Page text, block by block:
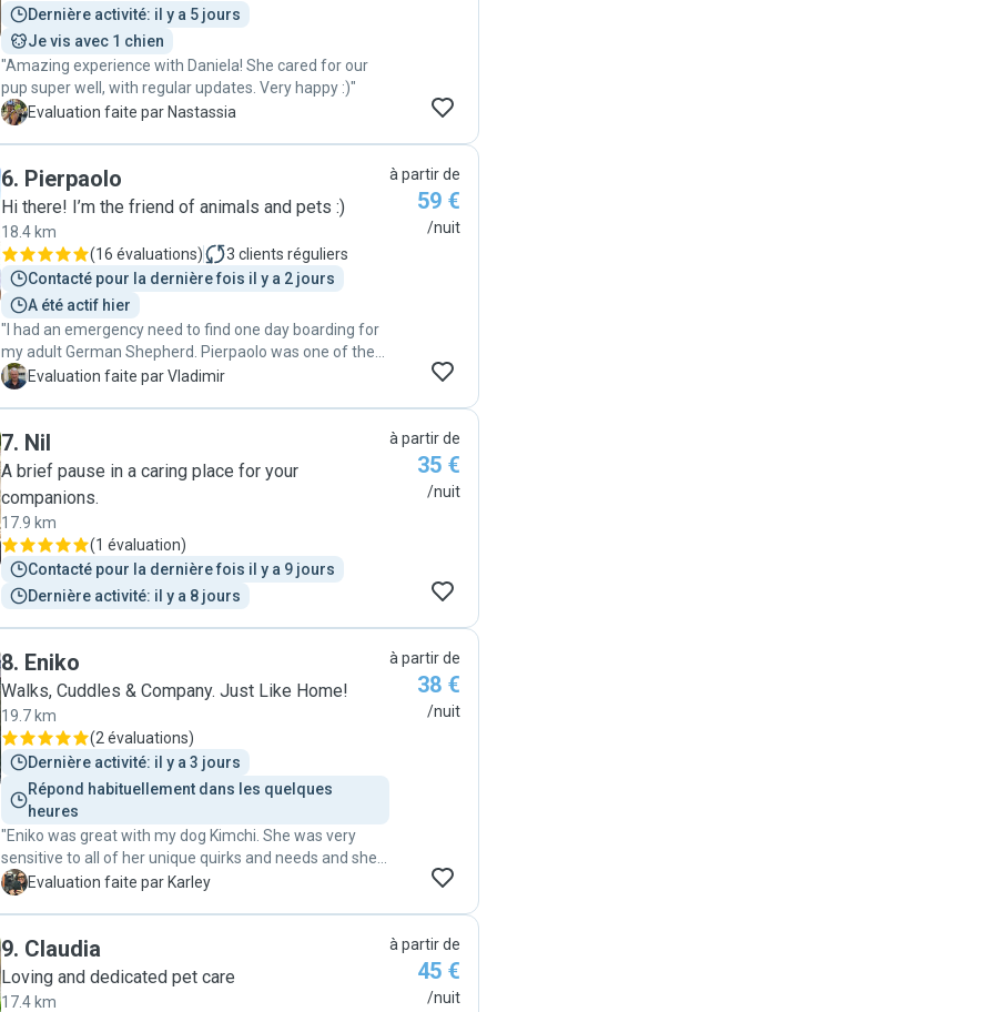
Dernière activité: il y a 5 jours
Je vis avec 1 chien
"Amazing experience with Daniela! She cared for our
pup super well, with regular updates. Very happy :)"
N Evaluation faite par Nastassia
6. Pierpaolo
Hi there! I’m the friend of animals and pets :)
18.4 km
(16 évaluations) 3 clients réguliers
Contacté pour la dernière fois il y a 2 jours
A été actif hier
"I had an emergency need to find one day boarding for
my adult German Shepherd. Pierpaolo was one of the
very few to accept large dogs and he was brilliant in
was brilliant in handling my emotional pet. They
seemed to become friends! I unreservedly recommend
Pierpaolo and will be first to come back should I need
another boarding."
V Evaluation faite par Vladimir
à partir de
59 €
/nuit
7. Nil
A brief pause in a caring place for your
companions.
17.9 km
(1 évaluation)
Contacté pour la dernière fois il y a 9 jours
Dernière activité: il y a 8 jours
à partir de
35 €
/nuit
8. Eniko
Walks, Cuddles & Company. Just Like Home!
19.7 km
(2 évaluations)
Dernière activité: il y a 3 jours
Répond habituellement dans les quelques
heures
"Eniko was great with my dog Kimchi. She was very
sensitive to all of her unique quirks and needs and she
was very communicative. Having the option for pickup
and I would recommend her :)"
K Evaluation faite par Karley
à partir de
38 €
/nuit
9. Claudia
Loving and dedicated pet care
17.4 km
à partir de
45 €
/nuit